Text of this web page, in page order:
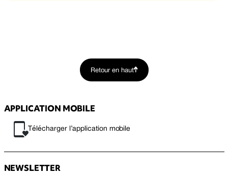
Retour en haut
APPLICATION MOBILE
Télécharger l’application mobile
NEWSLETTER